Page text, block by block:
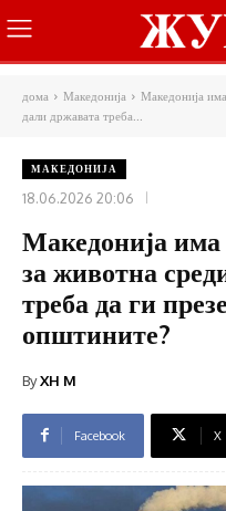
дома Македонија
Македонија
дали државата треба...
МАКЕДОНИЈА
18.06.2026 20:06
Македонија има
за животна
треба да ги
општините?
ByXH M
Facebook X